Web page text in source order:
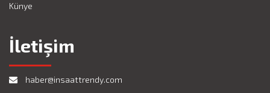
Künye
İletişim
haber@insaattrendy.com